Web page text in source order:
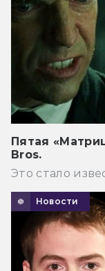
Пятая
Bros.
Это стало
Новости